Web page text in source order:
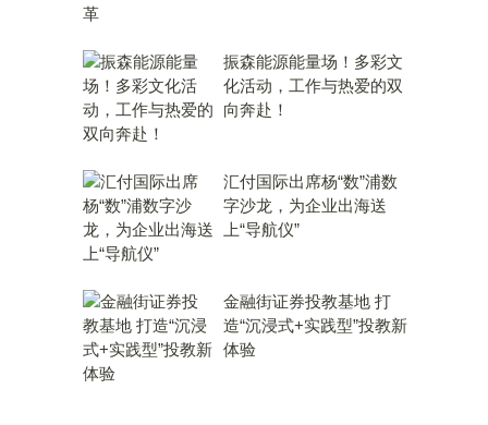
振森能源能量场！多彩文
化活动，工作与热爱的双
向奔赴！
汇付国际出席杨“数”浦数
字沙龙，为企业出海送
上“导航仪”
金融街证券投教基地 打
造“沉浸式+实践型”投教新
体验